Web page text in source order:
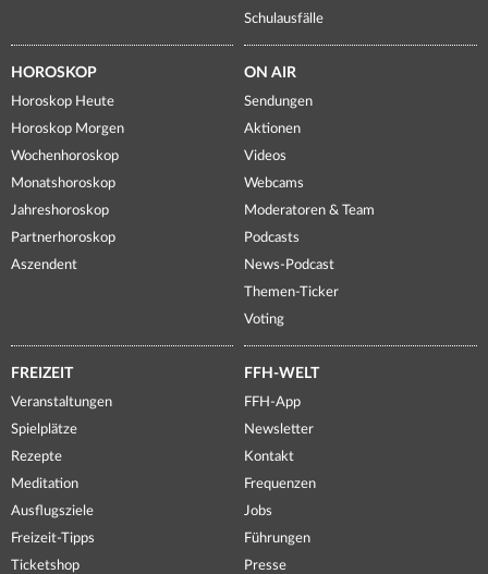
Schulausfälle
HOROSKOP
Horoskop Heute
Horoskop Morgen
Wochenhoroskop
Monatshoroskop
Jahreshoroskop
Partnerhoroskop
Aszendent
ON AIR
Sendungen
Aktionen
Videos
Webcams
Moderatoren & Team
Podcasts
News-Podcast
Themen-Ticker
Voting
FREIZEIT
Veranstaltungen
Spielplätze
Rezepte
Meditation
Ausflugsziele
Freizeit-Tipps
Ticketshop
FFH-WELT
FFH-App
Newsletter
Kontakt
Frequenzen
Jobs
Führungen
Presse